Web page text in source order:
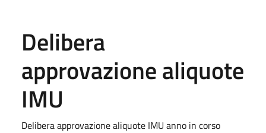
Delibera
approvazione aliquote
IMU
Delibera approvazione aliquote IMU anno in corso